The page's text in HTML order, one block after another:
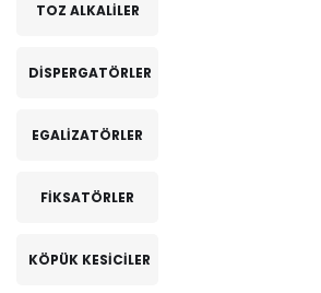
TOZ ALKALİLER
DİSPERGATÖRLER
EGALİZATÖRLER
FİKSATÖRLER
KÖPÜK KESİCİLER